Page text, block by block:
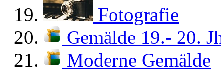
Fotografie
Gemälde 19.- 20.
Moderne Gemälde